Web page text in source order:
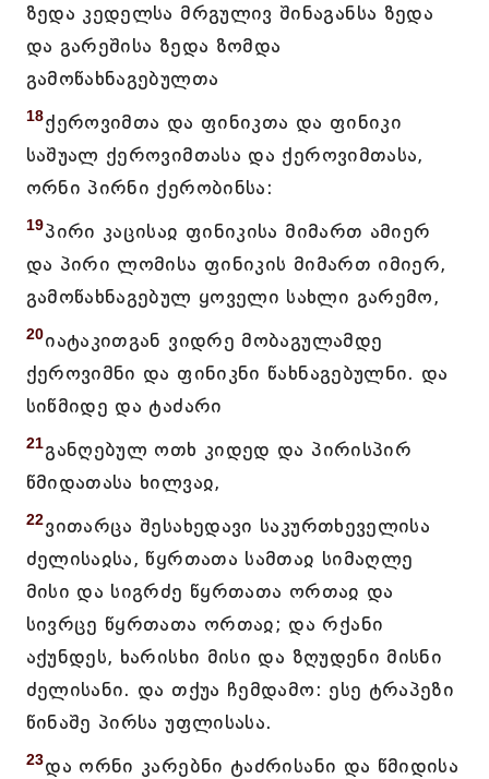
ზედა კედელსა მრგულივ შინაგანსა ზედა
და გარეშისა ზედა ზომდა
გამოწახნაგებულთა
18ქეროვიმთა და ფინიკთა და ფინიკი
საშუალ ქეროვიმთასა და ქეროვიმთასა,
ორნი პირნი ქერობინსა:
19პირი კაცისაჲ ფინიკისა მიმართ ამიერ
და პირი ლომისა ფინიკის მიმართ იმიერ,
გამოწახნაგებულ ყოველი სახლი გარემო,
20იატაკითგან ვიდრე მობაგულამდე
ქეროვიმნი და ფინიკნი წახნაგებულნი. და
სიწმიდე და ტაძარი
21განღებულ ოთხ კიდედ და პირისპირ
წმიდათასა ხილვაჲ,
22ვითარცა შესახედავი საკურთხეველისა
ძელისაჲსა, წყრთათა სამთაჲ სიმაღლე
მისი და სიგრძე წყრთათა ორთაჲ და
სივრცე წყრთათა ორთაჲ; და რქანი
აქუნდეს, ხარისხი მისი და ზღუდენი მისნი
ძელისანი. და თქუა ჩემდამო: ესე ტრაპეზი
წინაშე პირსა უფლისასა.
23და ორნი კარებნი ტაძრისანი და წმიდისა